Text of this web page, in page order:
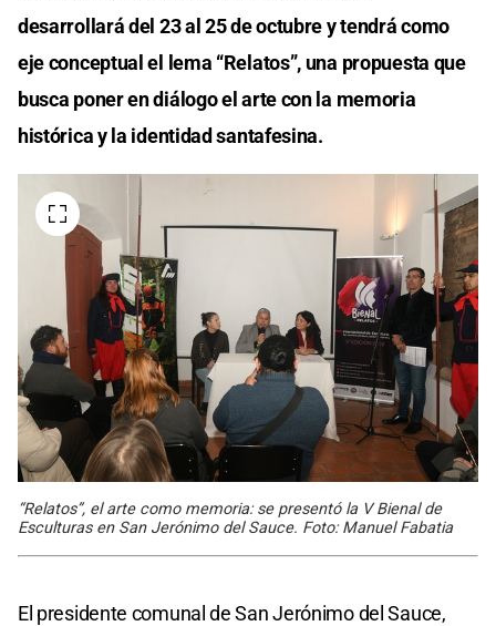
desarrollará del 23 al 25 de octubre y tendrá como
eje conceptual el lema “Relatos”, una propuesta que
busca poner en diálogo el arte con la memoria
histórica y la identidad santafesina.
“Relatos”, el arte como memoria: se presentó la V Bienal de
Esculturas en San Jerónimo del Sauce. Foto: Manuel Fabatia
El presidente comunal de San Jerónimo del Sauce,